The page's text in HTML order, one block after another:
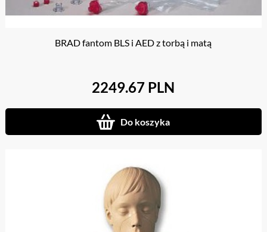
BRAD fantom BLS i AED z torbą i matą
2249.67 PLN
Do koszyka